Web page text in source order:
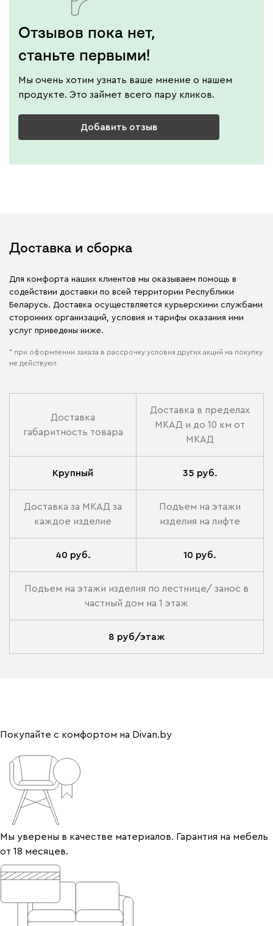
Отзывов пока нет,
станьте первыми!
Мы очень хотим узнать ваше мнение о нашем
продукте. Это займет всего пару кликов.
Добавить отзыв
Доставка и сборка
Для комфорта наших клиентов мы оказываем помощь в
содействии доставки по всей территории Республики
Беларусь. Доставка осуществляется курьерскими службами
сторонних организаций, условия и тарифы оказания ими
услуг приведены ниже.
* при оформлении заказа в рассрочку условия других акций на покупку
не действуют.
Доставка
габаритность товара
Доставка в пределах
МКАД и до 10 км от
МКАД
Крупный 35 руб.
Доставка за МКАД за
каждое изделие
Подъем на этажи
изделия на лифте
40 руб. 10 руб.
Подъем на этажи изделия по лестнице/ занос в
частный дом на 1 этаж
8 руб/этаж
Покупайте с комфортом на Divan.by
Мы уверены в качестве материалов. Гарантия на мебель
от 18 месяцев.